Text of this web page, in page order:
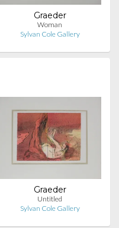
Graeder
Woman
Sylvan Cole Gallery
Graeder
Untitled
Sylvan Cole Gallery